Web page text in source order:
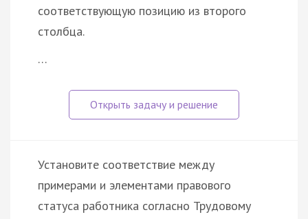
соответствующую позицию из второго
столбца.
…
Установите соответствие между
примерами и элементами правового
статуса работника согласно Трудовому